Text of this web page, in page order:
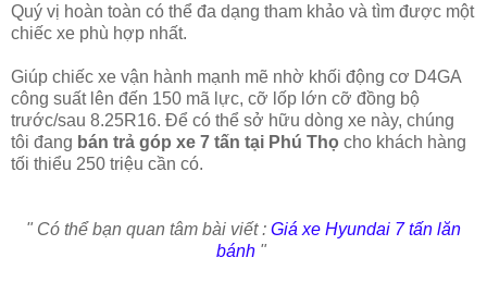
Quý vị hoàn toàn có thể đa dạng tham khảo và tìm được một
chiếc xe phù hợp nhất.
Giúp chiếc xe vận hành mạnh mẽ nhờ khối động cơ D4GA
công suất lên đến 150 mã lực, cỡ lốp lớn cỡ đồng bộ
trước/sau 8.25R16. Để có thể sở hữu dòng xe này, chúng
tôi đang bán trả góp xe 7 tấn tại Phú Thọ cho khách hàng
tối thiểu 250 triệu cần có.
" Có thể bạn quan tâm bài viết : Giá xe Hyundai 7 tấn lăn
bánh "